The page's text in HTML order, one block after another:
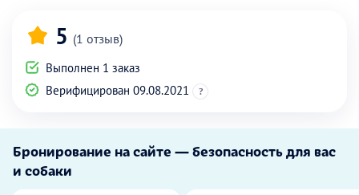
5 (1 отзыв)
Выполнен 1 заказ
Верифицирован 09.08.2021
?
Бронирование на сайте — безопасность для вас
и собаки